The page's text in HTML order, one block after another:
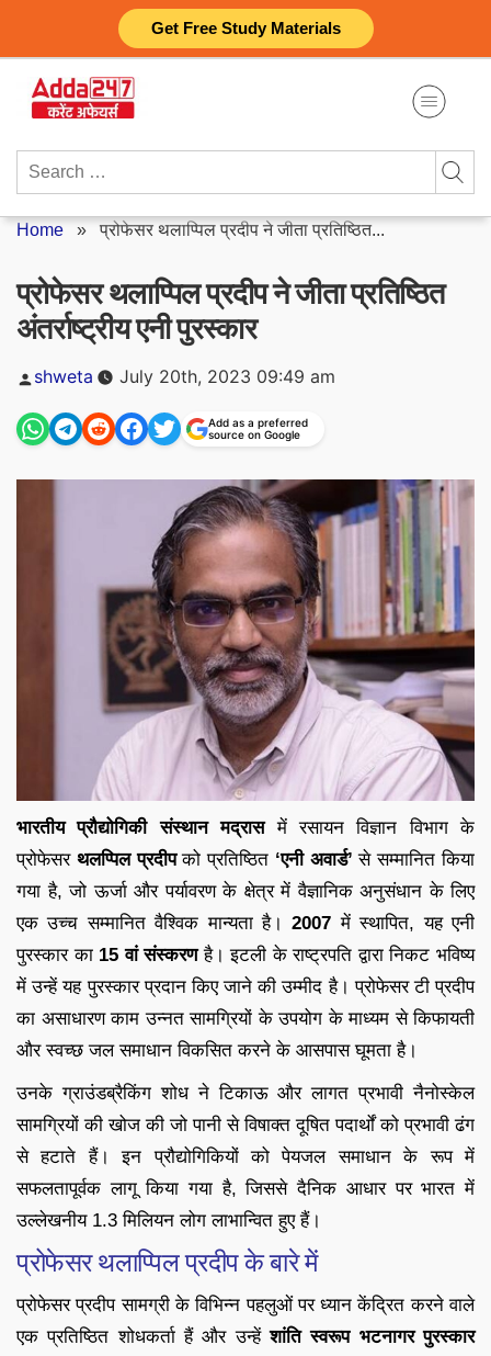
Get Free Study Materials
content
Search
Home »प्रोफेसर थलाप्पिल प्रदीप ने जीता प्रतिष्ठित...
प्रोफेसर थलाप्पिल प्रदीप ने जीता प्रतिष्ठित
अंतर्राष्ट्रीय एनी पुरस्कार
Posted
by
shweta July 20th, 2023 09:49 am
Add as a preferred
source on Google
भारतीय प्रौद्योगिकी संस्थान मद्रासमें रसायन विज्ञान विभाग के
प्रोफेसर थलप्पिल प्रदीपको प्रतिष्ठित ‘एनी अवार्ड’ से सम्मानित किया
गया है, जो ऊर्जा और पर्यावरण के क्षेत्र में वैज्ञानिक अनुसंधान के लिए
एक उच्च सम्मानित वैश्विक मान्यता है।2007 में स्थापित, यह एनी
पुरस्कार का 15 वां संस्करणहै। इटली के राष्ट्रपति द्वारा निकट भविष्य
में उन्हें यह पुरस्कार प्रदान किए जाने की उम्मीद है। प्रोफेसर टी प्रदीप
का असाधारण काम उन्नत सामग्रियों के उपयोग के माध्यम से किफायती
और स्वच्छ जल समाधान विकसित करने के आसपास घूमता है।
उनके ग्राउंडब्रैकिंग शोध ने टिकाऊ और लागत प्रभावी नैनोस्केल
सामग्रियों की खोज की जो पानी से विषाक्त दूषित पदार्थों को प्रभावी ढंग
से हटाते हैं। इन प्रौद्योगिकियों को पेयजल समाधान के रूप में
सफलतापूर्वक लागू किया गया है, जिससे दैनिक आधार पर भारत में
उल्लेखनीय 1.3 मिलियन लोग लाभान्वित हुए हैं।
प्रोफेसर थलाप्पिल प्रदीप के बारे में
प्रोफेसर प्रदीप सामग्री के विभिन्न पहलुओं पर ध्यान केंद्रित करने वाले
एक प्रतिष्ठित शोधकर्ता हैं और उन्हेंशांति स्वरूप भटनागर पुरस्कार